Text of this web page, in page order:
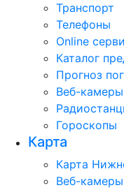
Транспорт
Телефоны
Online
Каталог
Прогноз
Веб-камеры
Гороскопы
Карта
Карта
Веб-камеры